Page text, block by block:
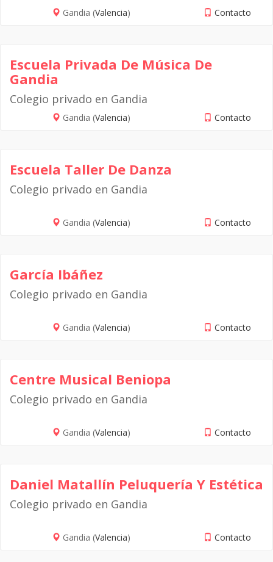
Gandia (Valencia) Contacto
Escuela Privada De Música De
Gandia
Colegio privado en Gandia
Gandia (Valencia) Contacto
Escuela Taller De Danza
Colegio privado en Gandia
Gandia (Valencia) Contacto
García Ibáñez
Colegio privado en Gandia
Gandia (Valencia) Contacto
Centre Musical Beniopa
Colegio privado en Gandia
Gandia (Valencia) Contacto
Daniel Matallín Peluquería Y Estética
Colegio privado en Gandia
Gandia (Valencia) Contacto